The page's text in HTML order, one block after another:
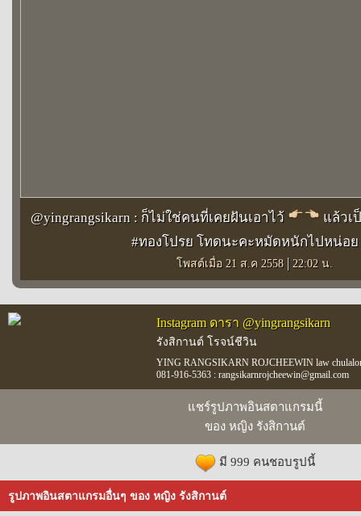
@yingrangsikarn : ก็ไม่ใช่คนที่เคยฝันเอาไว้
แล้วเ
#ทองโปรย โทดนะคะหมัดหนักไปหน่อย
โพสต์เมื่อ 21 ส.ค 2558 | 22:02 น.
Instagram ดารา @yingrangsikarn
รังสิกานต์ โรจน์ชีวิน
YING RANGSIKARN ROJCHEEWIN law
081-916-5363 : rangsikarnrojcheewin@gmail.com
แชร์รูปภาพอินสตาแกรมนี้
ของ หญิง รังสิกานต์
มี 999 คนชอบรูปนี้
รูปภาพอินสตาแกรมอื่นๆ ของ หญิง รังสิกานต์